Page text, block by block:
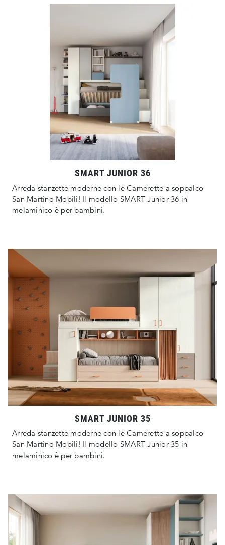
SMART JUNIOR 36
Arreda stanzette moderne con le Camerette a soppalco
San Martino Mobili! Il modello SMART Junior 36 in
melaminico è per bambini.
SMART JUNIOR 35
Arreda stanzette moderne con le Camerette a soppalco
San Martino Mobili! Il modello SMART Junior 35 in
melaminico è per bambini.